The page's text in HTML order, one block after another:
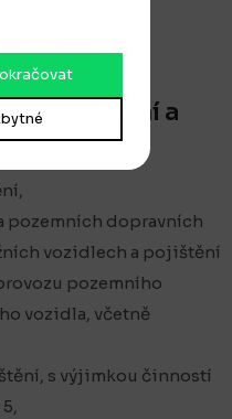
zákona č.
pojištění a
dopravních
vozidlech a pojištění
pozemního
vozidla, včetně
s výjimkou činností